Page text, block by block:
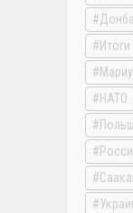
Итоги
НАТО